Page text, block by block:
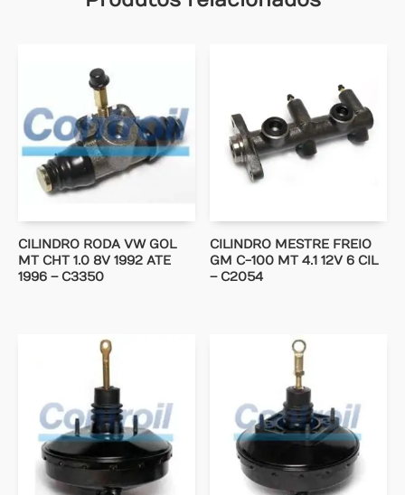
CILINDRO RODA VW GOL
MT CHT 1.0 8V 1992 ATE
1996 – C3350
CILINDRO MESTRE FREIO
GM C-100 MT 4.1 12V 6 CIL
– C2054